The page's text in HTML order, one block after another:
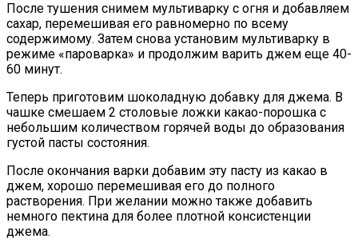
После тушения снимем мультиварку с огня и добавляем
сахар, перемешивая его равномерно по всему
содержимому. Затем снова установим мультиварку в
режиме «пароварка» и продолжим варить джем еще 40-
60 минут.
Теперь приготовим шоколадную добавку для джема. В
чашке смешаем 2 столовые ложки какао-порошка с
небольшим количеством горячей воды до образования
густой пасты состояния.
После окончания варки добавим эту пасту из какао в
джем, хорошо перемешивая его до полного
растворения. При желании можно также добавить
немного пектина для более плотной консистенции
джема.